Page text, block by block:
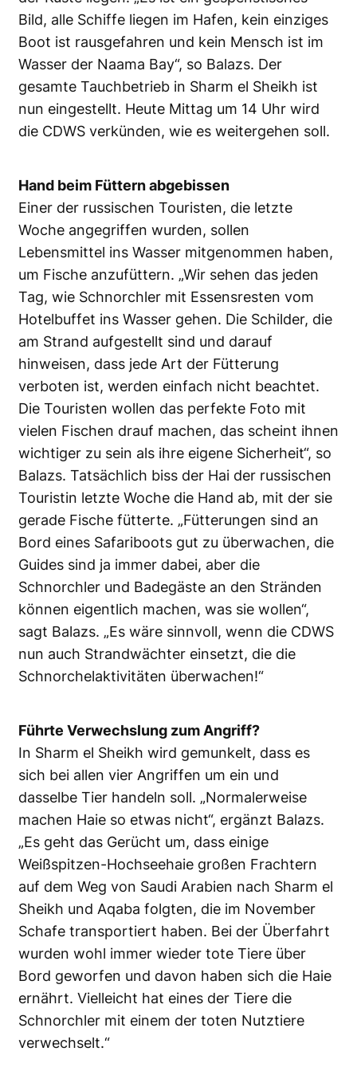
Bild, alle Schiffe liegen im Hafen, kein einziges
Boot ist rausgefahren und kein Mensch ist im
Wasser der Naama Bay“, so Balazs. Der
gesamte Tauchbetrieb in Sharm el Sheikh ist
nun eingestellt. Heute Mittag um 14 Uhr wird
die CDWS verkünden, wie es weitergehen soll.
Hand beim Füttern abgebissen
Einer der russischen Touristen, die letzte
Woche angegriffen wurden, sollen
Lebensmittel ins Wasser mitgenommen haben,
um Fische anzufüttern. „Wir sehen das jeden
Tag, wie Schnorchler mit Essensresten vom
Hotelbuffet ins Wasser gehen. Die Schilder, die
am Strand aufgestellt sind und darauf
hinweisen, dass jede Art der Fütterung
verboten ist, werden einfach nicht beachtet.
Die Touristen wollen das perfekte Foto mit
vielen Fischen drauf machen, das scheint ihnen
wichtiger zu sein als ihre eigene Sicherheit“, so
Balazs. Tatsächlich biss der Hai der russischen
Touristin letzte Woche die Hand ab, mit der sie
gerade Fische fütterte. „Fütterungen sind an
Bord eines Safariboots gut zu überwachen, die
Guides sind ja immer dabei, aber die
Schnorchler und Badegäste an den Stränden
können eigentlich machen, was sie wollen“,
sagt Balazs. „Es wäre sinnvoll, wenn die CDWS
nun auch Strandwächter einsetzt, die die
Schnorchelaktivitäten überwachen!“
Führte Verwechslung zum Angriff?
In Sharm el Sheikh wird gemunkelt, dass es
sich bei allen vier Angriffen um ein und
dasselbe Tier handeln soll. „Normalerweise
machen Haie so etwas nicht“, ergänzt Balazs.
„Es geht das Gerücht um, dass einige
Weißspitzen-Hochseehaie großen Frachtern
auf dem Weg von Saudi Arabien nach Sharm el
Sheikh und Aqaba folgten, die im November
Schafe transportiert haben. Bei der Überfahrt
wurden wohl immer wieder tote Tiere über
Bord geworfen und davon haben sich die Haie
ernährt. Vielleicht hat eines der Tiere die
Schnorchler mit einem der toten Nutztiere
verwechselt.“